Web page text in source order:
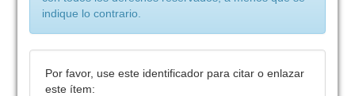
indique lo contrario.
Por favor, use este identificador para citar o enlazar
este ítem: